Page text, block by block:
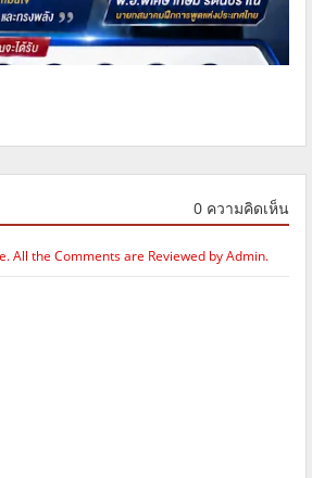
0 ความคิดเห็น
All the Comments are Reviewed by Admin.